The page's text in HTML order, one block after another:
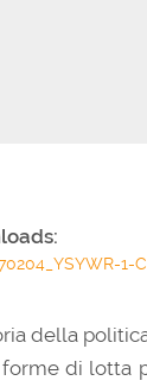
della
di lotta